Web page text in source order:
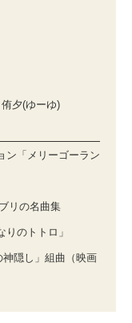
夕(ゆーゆ)
ン「メリーゴーラン
リの名曲集
のトトロ」
隠し」組曲（映画